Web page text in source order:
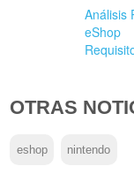
Análisis
eShop
OTRAS
eshop nintendo